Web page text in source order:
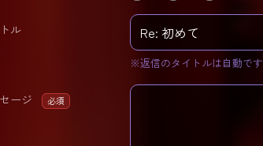
ル
※返信のタイトルは自動です
ージ 必須